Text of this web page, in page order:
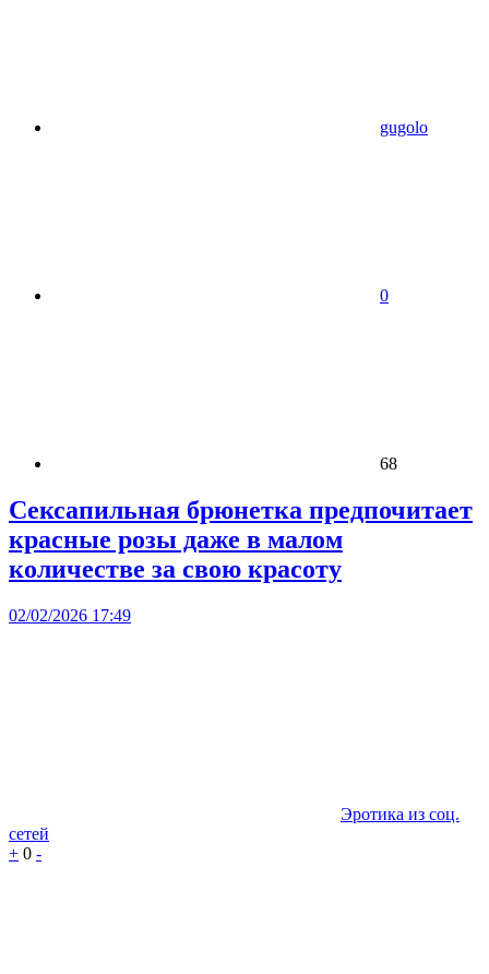
gugolo
0
68
Сексапильная брюнетка предпочитает
красные розы даже в малом
количестве за свою красоту
02/02/2026 17:49
Эротика из соц.
сетей
+ 0 -